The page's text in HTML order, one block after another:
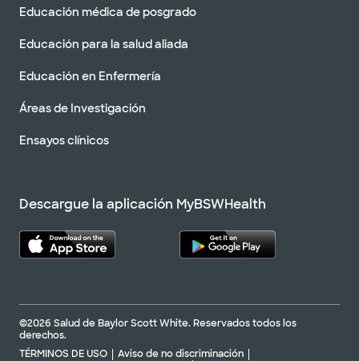
Educación médica de posgrado
Educación para la salud aliada
Educación en Enfermería
Áreas de Investigación
Ensayos clínicos
Descargue la aplicación MyBSWHealth
©2026 Salud de Baylor Scott White. Reservados todos los
derechos.
TÉRMINOS DE USO
Aviso de no discriminación